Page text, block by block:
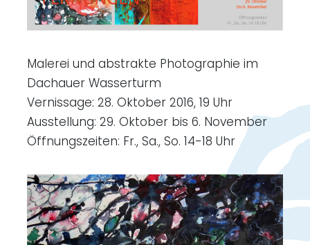
Malerei und abstrakte Photographie im
Dachauer Wasserturm
Vernissage: 28. Oktober 2016, 19 Uhr
Ausstellung: 29. Oktober bis 6. November
Öffnungszeiten: Fr., Sa., So. 14-18 Uhr